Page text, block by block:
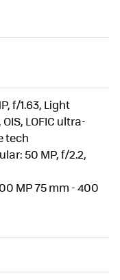
f/1.63, Light
LOFIC ultra-
tech
50 MP, f/2.2,
MP 75 mm - 400